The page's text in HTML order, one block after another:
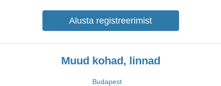
Alusta registreerimist
Muud kohad, linnad
Budapest